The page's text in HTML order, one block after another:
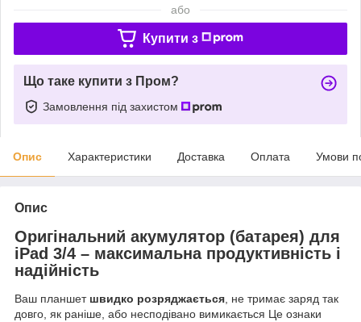
або
Купити з
Що таке купити з Пром?
Замовлення під захистом
Опис Характеристики Доставка Оплата Умови
Опис
Оригінальний акумулятор (батарея) для
iPad 3/4 – максимальна продуктивність і
надійність
Ваш планшет швидко розряджається, не тримає заряд так
довго, як раніше, або несподівано вимикається Це ознаки